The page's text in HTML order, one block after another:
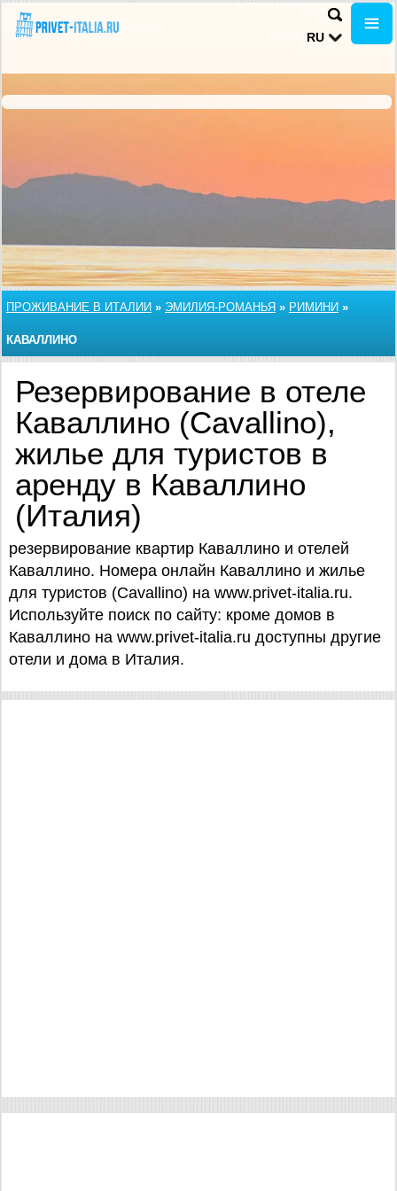
RU
ПРОЖИВАНИЕ В ИТАЛИИ » ЭМИЛИЯ-РОМАНЬЯ » РИМИНИ »
КАВАЛЛИНО
Резервирование в отеле
Каваллино (Cavallino),
жилье для туристов в
аренду в Каваллино
(Италия)
резервирование квартир Каваллино и отелей
Каваллино. Номера онлайн Каваллино и жилье
для туристов (Cavallino) на www.privet-italia.ru.
Используйте поиск по сайту: кроме домов в
Каваллино на www.privet-italia.ru доступны другие
отели и дома в Италия.